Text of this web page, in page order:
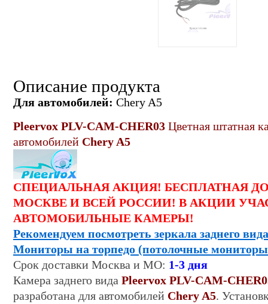
Описание продукта
Для автомобилей: Chery A5
Pleervox PLV-CAM-CHER03 Цветная штатная
автомобилей Chery A5
СПЕЦИАЛЬНАЯ АКЦИЯ! БЕСПЛАТНАЯ
МОСКВЕ И ВСЕЙ РОССИИ! В АКЦИИ
АВТОМОБИЛЬНЫЕ КАМЕРЫ!
Рекомендуем посмотреть зеркала заднего
Мониторы на торпедо (потолочные
Срок доставки Москва и МО: 1-3 дня
Камера заднего вида Pleervox PLV-CAM-
разработана для автомобилей Chery A5.